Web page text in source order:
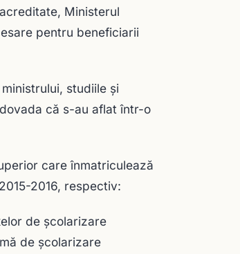
Ministerul
pentru beneficiarii
studiile şi
că s-au aflat într-o
care înmatriculează
2016, respectiv:
de şcolarizare
de şcolarizare